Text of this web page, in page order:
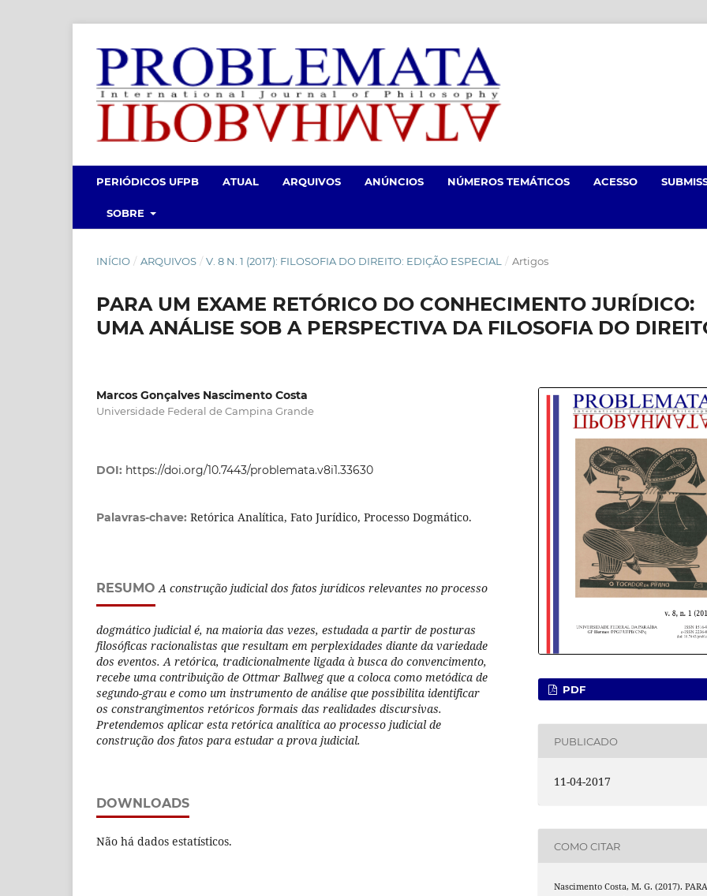
PERIÓDICOS UFPB ATUAL ARQUIVOS ANÚNCIOS NÚMEROS TEMÁTICOS ACESSO
SOBRE
INÍCIO / ARQUIVOS / V. 8 N. 1 (2017): FILOSOFIA DO DIREITO: EDIÇÃO ESPECIAL / Artigos
PARA UM EXAME RETÓRICO DO CONHECIMENTO JURÍDICO:
UMA ANÁLISE SOB A PERSPECTIVA DA FILOSOFIA DO
Marcos Gonçalves Nascimento Costa
Universidade Federal de Campina Grande
DOI: https://doi.org/10.7443/problemata.v8i1.33630
Palavras-chave: Retórica Analítica, Fato Jurídico, Processo Dogmático.
RESUMO A construção judicial dos fatos jurídicos relevantes no processo
dogmático judicial é, na maioria das vezes, estudada a partir de posturas
filosóficas racionalistas que resultam em perplexidades diante da variedade
dos eventos. A retórica, tradicionalmente ligada à busca do convencimento,
recebe uma contribuição de Ottmar Ballweg que a coloca como metódica de
segundo-grau e como um instrumento de análise que possibilita identificar
os constrangimentos retóricos formais das realidades discursivas.
Pretendemos aplicar esta retórica analítica ao processo judicial de
construção dos fatos para estudar a prova judicial.
DOWNLOADS
Não há dados estatísticos.
PDF
PUBLICADO
11-04-2017
COMO CITAR
Nascimento Costa, M. G. (2017). PARA